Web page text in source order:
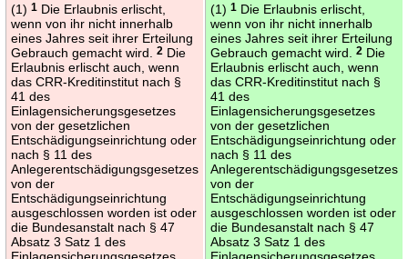
(1)1 Die Erlaubnis erlischt,
wenn von ihr nicht innerhalb
eines Jahres seit ihrer Erteilung
Gebrauch gemacht wird.2 Die
Erlaubnis erlischt auch, wenn
das CRR-Kreditinstitut nach §
41 des
Einlagensicherungsgesetzes
von der gesetzlichen
Entschädigungseinrichtung oder
nach § 11 des
Anlegerentschädigungsgesetzes
von der
Entschädigungseinrichtung
ausgeschlossen worden ist oder
die Bundesanstalt nach § 47
Absatz 3 Satz 1 des
Einlagensicherungsgesetzes
(1)1 Die Erlaubnis erlischt,
wenn von ihr nicht innerhalb
eines Jahres seit ihrer Erteilung
Gebrauch gemacht wird.2 Die
Erlaubnis erlischt auch, wenn
das CRR-Kreditinstitut nach §
41 des
Einlagensicherungsgesetzes
von der gesetzlichen
Entschädigungseinrichtung oder
nach § 11 des
Anlegerentschädigungsgesetzes
von der
Entschädigungseinrichtung
ausgeschlossen worden ist oder
die Bundesanstalt nach § 47
Absatz 3 Satz 1 des
Einlagensicherungsgesetzes